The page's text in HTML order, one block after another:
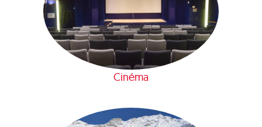
Cinéma